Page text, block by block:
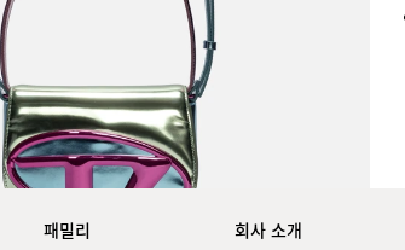
패밀리
회사 소개